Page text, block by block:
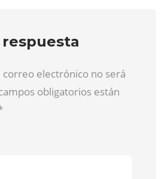
correo electrónico no será
obligatorios están